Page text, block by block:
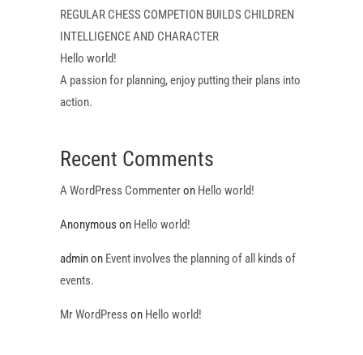
REGULAR CHESS COMPETION BUILDS CHILDREN
INTELLIGENCE AND CHARACTER
Hello world!
A passion for planning, enjoy putting their plans into
action.
Recent Comments
A WordPress Commenteron Hello world!
Anonymous on Hello world!
adminon Event involves the planning of all kinds of
events.
Mr WordPress on Hello world!